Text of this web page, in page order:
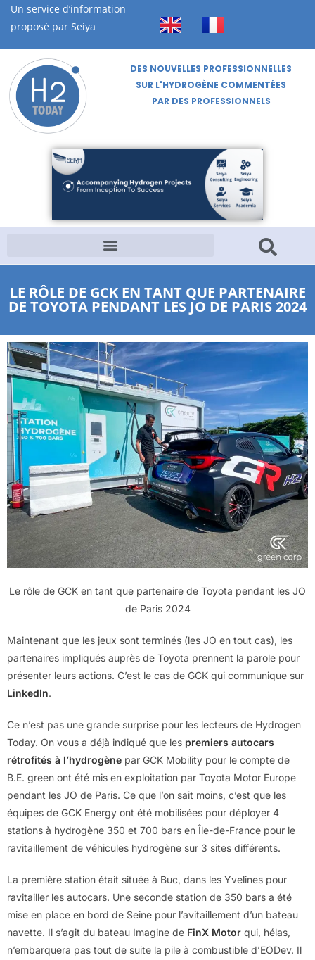
Un service d’information
proposé par Seiya
DES NOUVELLES PROFESSIONNELLES
SUR L'HYDROGÈNE COMMENTÉES
PAR DES PROFESSIONNELS
LE RÔLE DE GCK EN TANT QUE PARTENAIRE
DE TOYOTA PENDANT LES JO DE PARIS 2024
Le rôle de GCK en tant que partenaire de Toyota pendant les JO
de Paris 2024
Maintenant que les jeux sont terminés (les JO en tout cas), les
partenaires impliqués auprès de Toyota prennent la parole pour
présenter leurs actions. C’est le cas de GCK qui communique sur
LinkedIn.
Ce n’est pas une grande surprise pour les lecteurs de Hydrogen
Today. On vous a déjà indiqué que les premiers autocars
rétrofités à l’hydrogène par GCK Mobility pour le compte de
B.E. green ont été mis en exploitation par Toyota Motor Europe
pendant les JO de Paris. Ce que l’on sait moins, c’est que les
équipes de GCK Energy ont été mobilisées pour déployer 4
stations à hydrogène 350 et 700 bars en Île-de-France pour le
ravitaillement de véhicules hydrogène sur 3 sites différents.
La première station était située à Buc, dans les Yvelines pour
ravitailler les autocars. Une seconde station de 350 bars a été
mise en place en bord de Seine pour l’avitaillement d’un bateau
navette. Il s’agit du bateau Imagine de FinX Motor qui, hélas,
n’embarquera pas tout de suite la pile à combustible d’EODev. Il